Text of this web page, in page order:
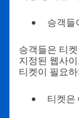
승객들
승객들은 티
지정된 웹사
티켓이 필요
티켓은